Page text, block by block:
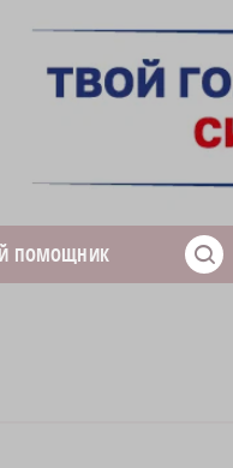
ПОМОЩНИК S